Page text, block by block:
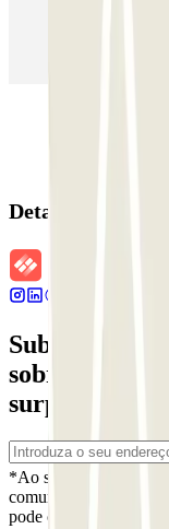
Estacionamento
Detalhes da
Subscreva a
sobre
surpresas.
*Ao subscrever, aceita
comunicações
pode cancelar a sua